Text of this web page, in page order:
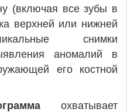
(включая все зубы в
верхней или нижней
снимки
аномалий в
его костной
охватывает